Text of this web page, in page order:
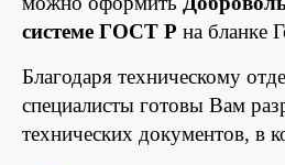
системе ГОСТ Р на бланке
Благодаря техническому
специалисты готовы Вам
технических документов, в